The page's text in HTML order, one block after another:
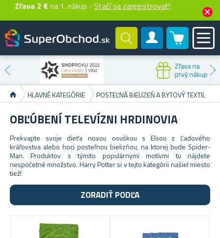
Zľava 2 € na 1. nákup - Stačí sa zaregistrovať!
Zákaznícky účet
0 produktů
Zľava na
prvý nákup
HLAVNÉ KATEGÓRIE POSTEĽNÁ BIELIZEŇ A BYTOVÝ TEXTIL
OBĽÚBENÍ TELEVÍZNI HRDINOVIA
Prekvapte svoje dieťa novou osuškou s Elsou z Ľadového
kráľovstva alebo hoci posteľnou bielizňou, na ktorej bude Spider-
Man. Produktov s týmito populárnymi motívmi tu nájdete
nespočetné množstvo. Harry Potter si v tejto kategórii našiel miesto
tiež!
ZORADIŤ PODĽA